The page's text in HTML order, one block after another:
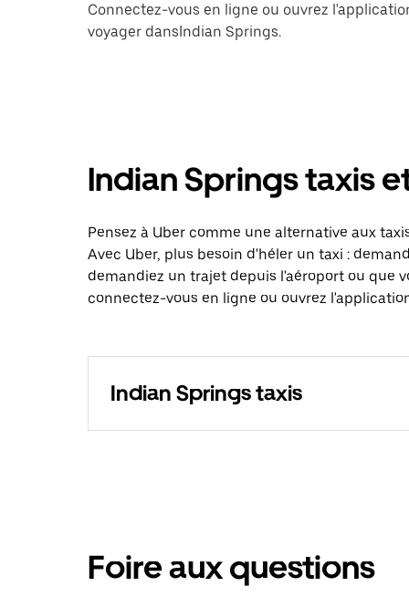
Connectez-vous en ligne ou ouvrez
voyager dansIndian Springs.
Indian Springs taxis
Pensez à Uber comme une alternative aux
Avec Uber, plus besoin d'héler un taxi :
demandiez un trajet depuis l'aéroport ou que
connectez-vous en ligne ou ouvrez
Indian Springs taxis
Foire aux questions